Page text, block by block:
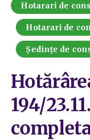
Hotarari de
Hotarari de
Ședințe de
194/